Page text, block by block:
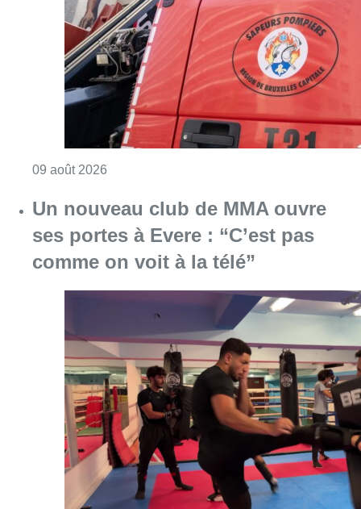
ses portes à Evere : “C’est pas
comme on voit à la télé”
08 août 2026Consulter l'article "Un nouveau club de
Au Moeraske, Bart Hanssens
recense des insectes de plus en
plus rares